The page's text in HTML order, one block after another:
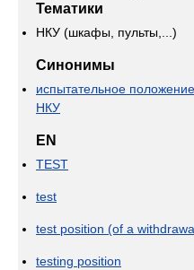
Тематики
НКУ (шкафы, пульты,...)
Синонимы
испытательное
НКУ
EN
TEST
test
test position (of a
testing position